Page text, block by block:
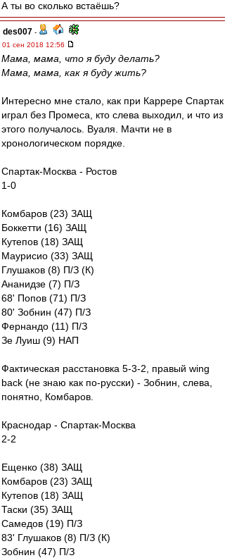
А ты во сколько встаёшь?
des007 -
01 сен 2018 12:56
Мама, мама, что я буду делать?
Мама, мама, как я буду жить?
Интересно мне стало, как при Каррере Спартак
играл без Промеса, кто слева выходил, и что из
этого получалось. Вуаля. Мачти не в
хронологическом порядке.
Спартак-Москва - Ростов
1-0
Комбаров (23) ЗАЩ
Боккетти (16) ЗАЩ
Кутепов (18) ЗАЩ
Маурисио (33) ЗАЩ
Глушаков (8) П/З (К)
Ананидзе (7) П/З
68' Попов (71) П/З
80' Зобнин (47) П/З
Фернандо (11) П/З
Зе Луиш (9) НАП
Фактическая расстановка 5-3-2, правый wing
back (не знаю как по-русски) - Зобнин, слева,
понятно, Комбаров.
Краснодар - Спартак-Москва
2-2
Ещенко (38) ЗАЩ
Комбаров (23) ЗАЩ
Кутепов (18) ЗАЩ
Таски (35) ЗАЩ
Самедов (19) П/З
83' Глушаков (8) П/З (К)
Зобнин (47) П/З